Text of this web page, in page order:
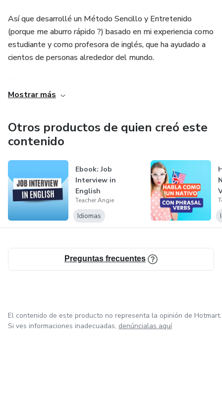
Así que desarrollé un Método Sencillo y Entretenido
(porque me aburro rápido ?) basado en mi experiencia como
estudiante y como profesora de inglés, que ha ayudado a
cientos de personas alrededor del mundo.
aburren, entonces mis Cusrso son PERFECTOS PARA TI
Descubre todos los trucos que necesitas saber para
mejorar tu Pronunciación, Listening & Speaking a través de
series, películas y canciones.
Mostrar más
Otros productos de quien creó este
contenido
Ebook: Job
Interview in
English
Teacher Angie
Idiomas
Preguntas frecuentes
El contenido de este producto no representa la opinión de Hotmart.
Si ves informaciones inadecuadas, denúncialas aquí